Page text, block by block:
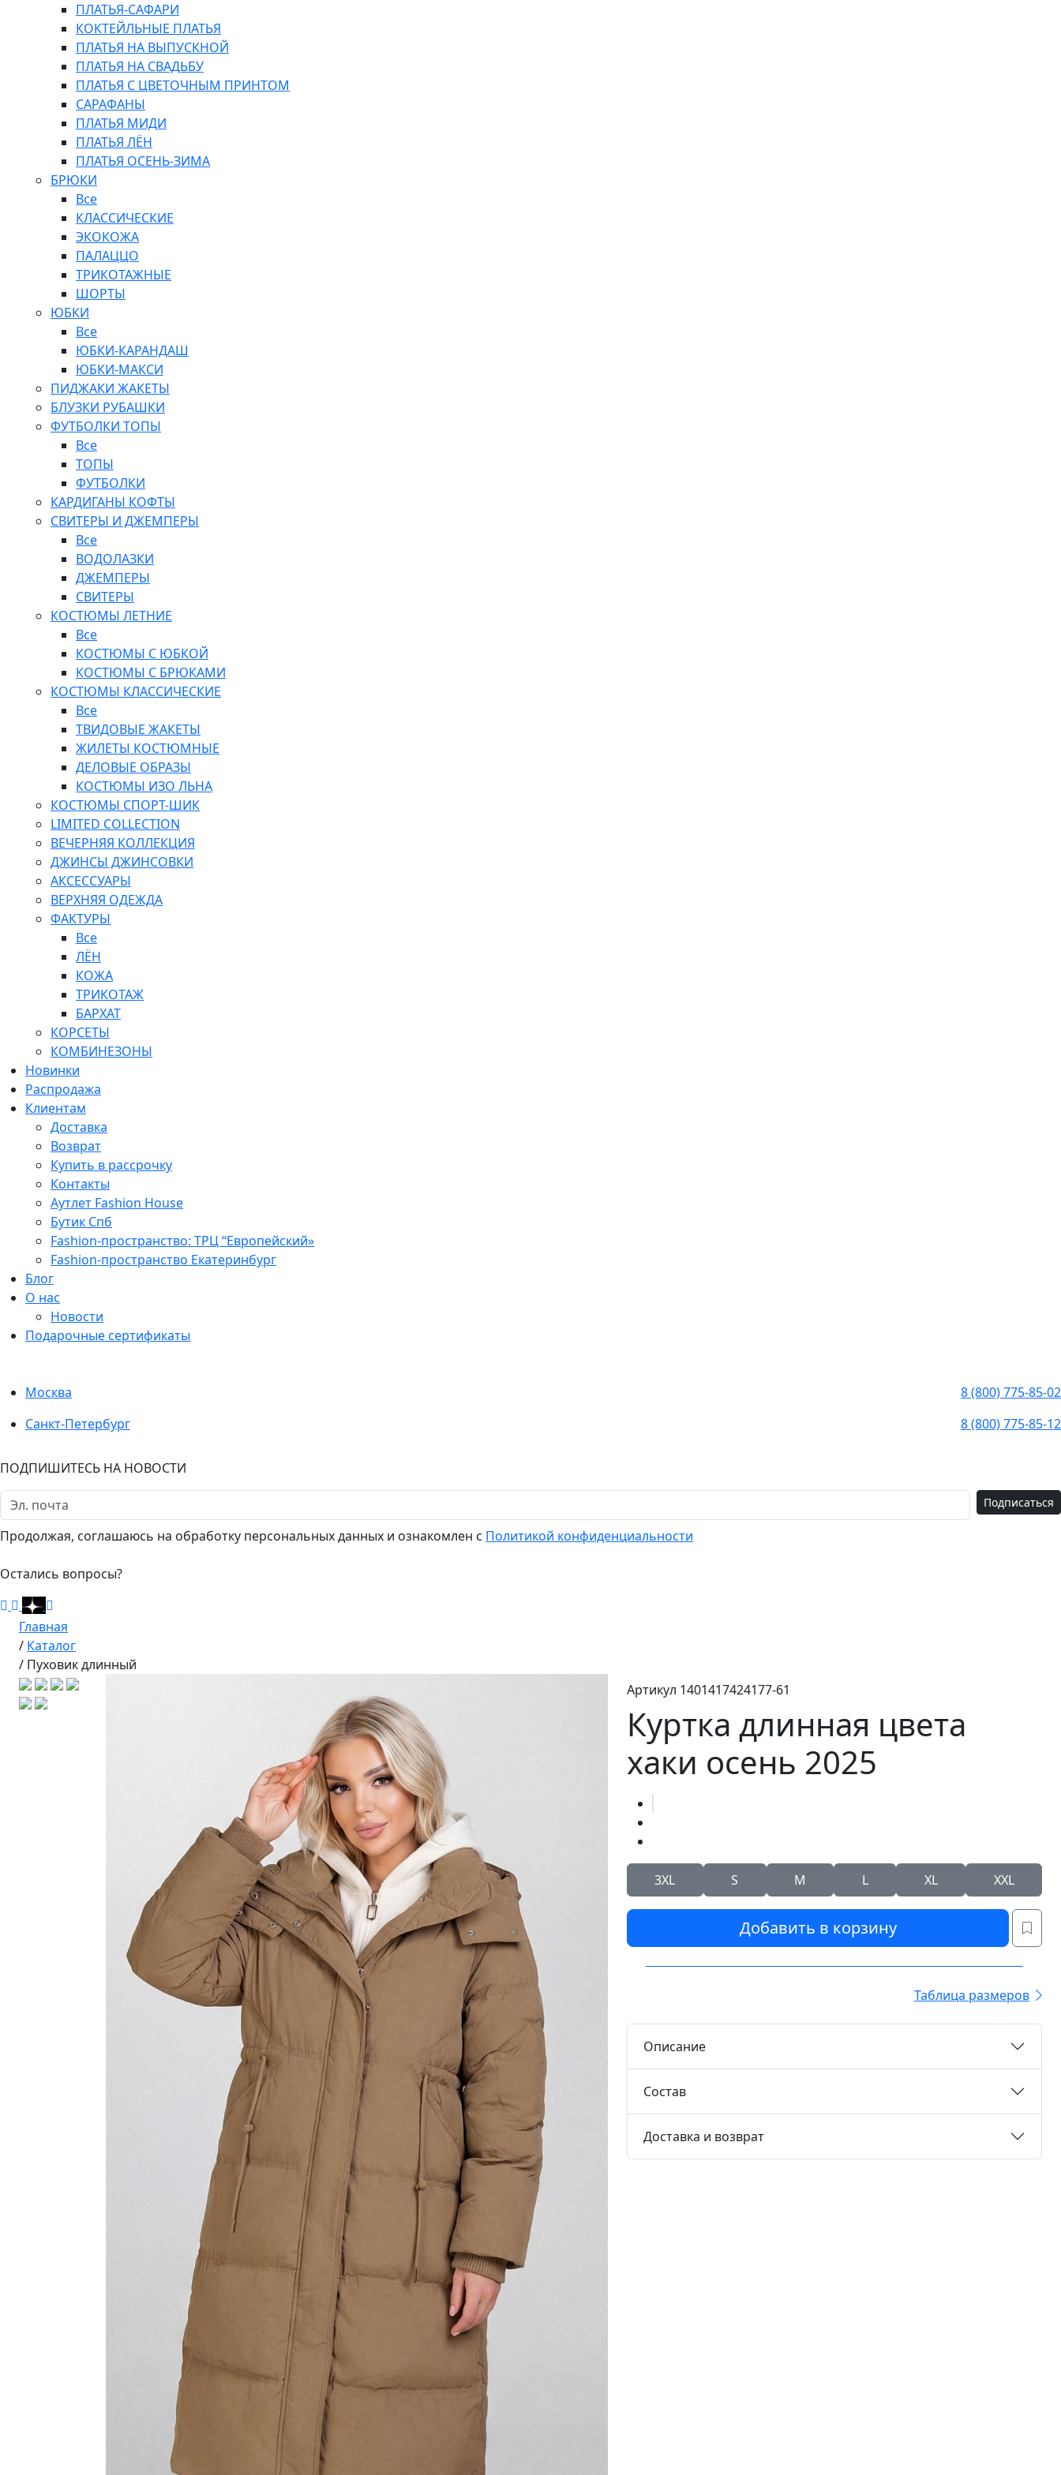
ПЛАТЬЯ-САФАРИ
КОКТЕЙЛЬНЫЕ ПЛАТЬЯ
ПЛАТЬЯ НА ВЫПУСКНОЙ
ПЛАТЬЯ НА СВАДЬБУ
ПЛАТЬЯ С ЦВЕТОЧНЫМ ПРИНТОМ
САРАФАНЫ
ПЛАТЬЯ МИДИ
ПЛАТЬЯ ЛЁН
ПЛАТЬЯ ОСЕНЬ-ЗИМА
БРЮКИ
Все
КЛАССИЧЕСКИЕ
ЭКОКОЖА
ПАЛАЦЦО
ТРИКОТАЖНЫЕ
ШОРТЫ
ЮБКИ
Все
ЮБКИ-КАРАНДАШ
ЮБКИ-МАКСИ
ПИДЖАКИ ЖАКЕТЫ
БЛУЗКИ РУБАШКИ
ФУТБОЛКИ ТОПЫ
Все
ТОПЫ
ФУТБОЛКИ
КАРДИГАНЫ КОФТЫ
СВИТЕРЫ И ДЖЕМПЕРЫ
Все
ВОДОЛАЗКИ
ДЖЕМПЕРЫ
СВИТЕРЫ
КОСТЮМЫ ЛЕТНИЕ
Все
КОСТЮМЫ С ЮБКОЙ
КОСТЮМЫ С БРЮКАМИ
КОСТЮМЫ КЛАССИЧЕСКИЕ
Все
ТВИДОВЫЕ ЖАКЕТЫ
ЖИЛЕТЫ КОСТЮМНЫЕ
ДЕЛОВЫЕ ОБРАЗЫ
КОСТЮМЫ ИЗО ЛЬНА
КОСТЮМЫ СПОРТ-ШИК
LIMITED COLLECTION
ВЕЧЕРНЯЯ КОЛЛЕКЦИЯ
ДЖИНСЫ ДЖИНСОВКИ
АКСЕССУАРЫ
ВЕРХНЯЯ ОДЕЖДА
ФАКТУРЫ
Все
ЛЁН
КОЖА
ТРИКОТАЖ
БАРХАТ
КОРСЕТЫ
КОМБИНЕЗОНЫ
Новинки
Распродажа
Клиентам
Доставка
Возврат
Купить в рассрочку
Контакты
Аутлет Fashion House
Бутик Спб
Fashion-пространство: ТРЦ “Европейский»
Fashion-пространство Екатеринбург
Блог
О нас
Новости
Подарочные сертификаты
Москва
8 (800) 775-85-02
Санкт-Петербург
8 (800) 775-85-12
ПОДПИШИТЕСЬ НА НОВОСТИ
Подписаться
Продолжая, соглашаюсь на обработку персональных данных и ознакомлен с Политикой конфиденциальности
Остались вопросы?
Главная
/ Каталог
/ Пуховик длинный
Артикул 1401417424177-61
Куртка длинная цвета
хаки осень 2025
3XL S M L XL XXL
Добавить в корзину
Таблица размеров
Описание
Состав
Доставка и возврат